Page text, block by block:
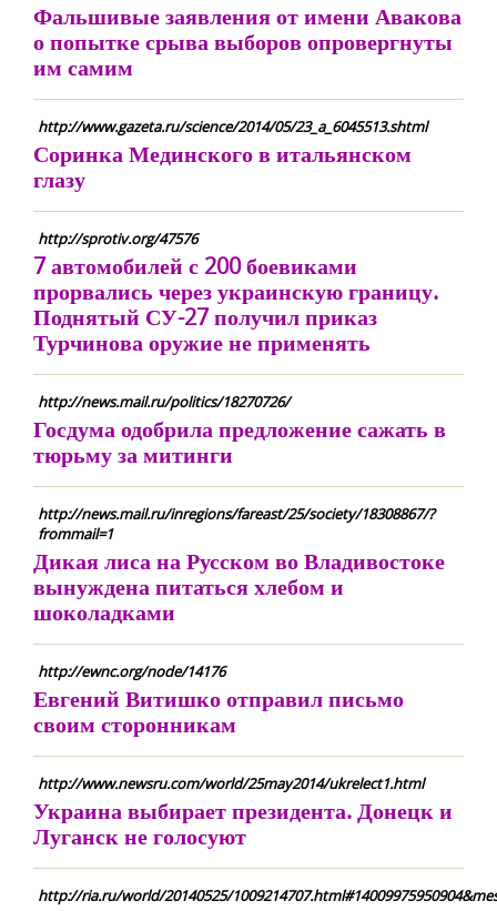
Фальшивые заявления от имени Авакова
о попытке срыва выборов опровергнуты
им самим
http://www.gazeta.ru/science/2014/05/23_a_6045513.shtml
Соринка Мединского в итальянском
глазу
http://sprotiv.org/47576
7 автомобилей с 200 боевиками
прорвались через украинскую границу.
Поднятый СУ-27 получил приказ
Турчинова оружие не применять
http://news.mail.ru/politics/18270726/
Госдума одобрила предложение сажать в
тюрьму за митинги
http://news.mail.ru/inregions/fareast/25/society/18308867/?
frommail=1
Дикая лиса на Русском во Владивостоке
вынуждена питаться хлебом и
шоколадками
http://ewnc.org/node/14176
Евгений Витишко отправил письмо
своим сторонникам
http://www.newsru.com/world/25may2014/ukrelect1.html
Украина выбирает президента. Донецк и
Луганск не голосуют
http://ria.ru/world/20140525/